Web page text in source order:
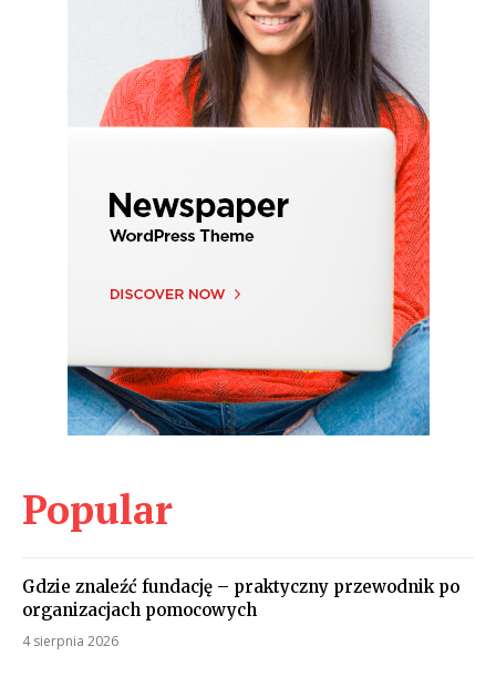
Popular
Gdzie znaleźć fundację – praktyczny przewodnik po
organizacjach pomocowych
4 sierpnia 2026